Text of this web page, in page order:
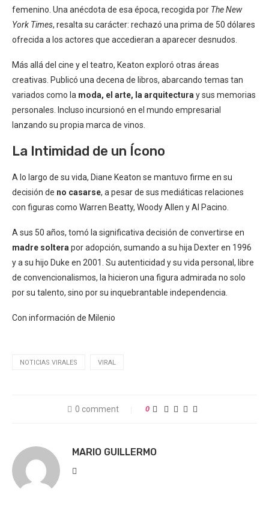
femenino. Una anécdota de esa época, recogida por The New
York Times, resalta su carácter: rechazó una prima de 50 dólares
ofrecida a los actores que accedieran a aparecer desnudos.
Más allá del cine y el teatro, Keaton exploró otras áreas
creativas. Publicó una decena de libros, abarcando temas tan
variados como la moda, el arte, la arquitectura y sus memorias
personales. Incluso incursionó en el mundo empresarial
lanzando su propia marca de vinos.
La Intimidad de un Ícono
A lo largo de su vida, Diane Keaton se mantuvo firme en su
decisión de no casarse, a pesar de sus mediáticas relaciones
con figuras como Warren Beatty, Woody Allen y Al Pacino.
A sus 50 años, tomó la significativa decisión de convertirse en
madre soltera por adopción, sumando a su hija Dexter en 1996
y a su hijo Duke en 2001. Su autenticidad y su vida personal, libre
de convencionalismos, la hicieron una figura admirada no solo
por su talento, sino por su inquebrantable independencia.
Con información de Milenio
NOTICIAS VIRALES VIRAL
0 comment 0
MARIO GUILLERMO